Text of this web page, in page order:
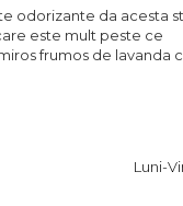
odorizante da acesta
este mult peste ce
frumos de lavanda
Luni-